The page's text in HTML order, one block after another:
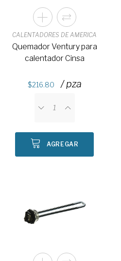
CALENTADORES DE AMERICA
Quemador Ventury para
calentador Cinsa
216.80 / pza
AGREGAR